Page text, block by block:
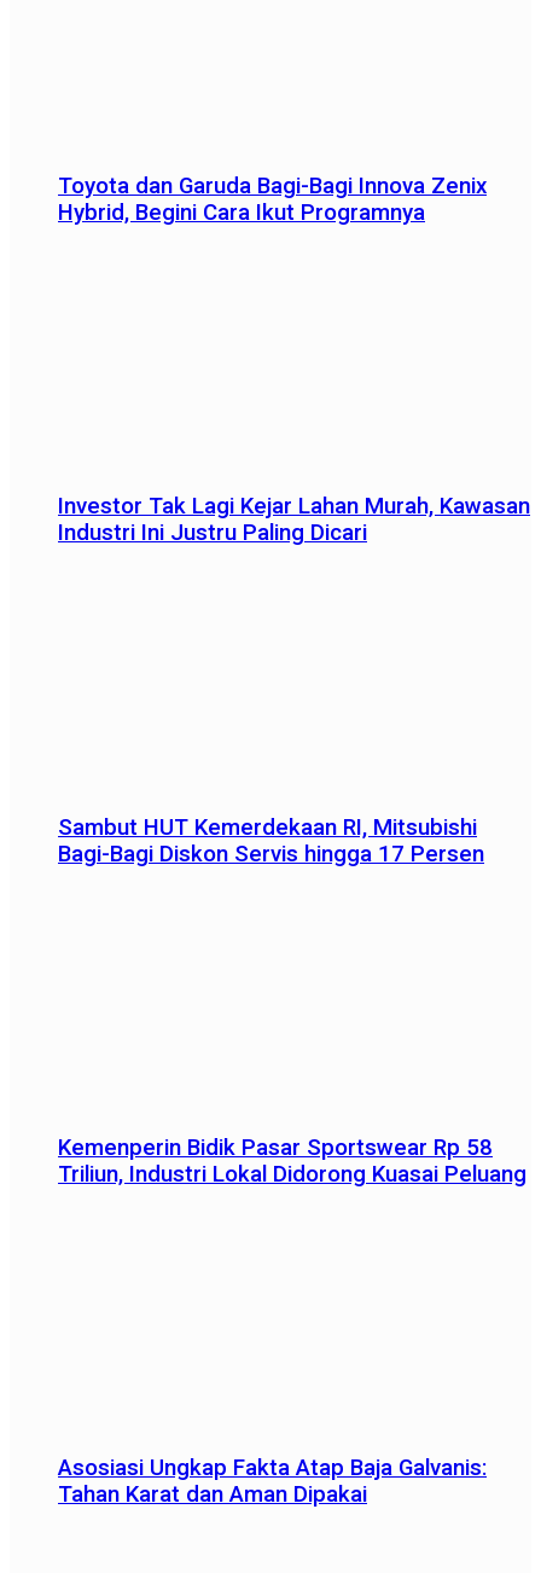
Toyota dan Garuda Bagi-Bagi Innova Zenix
Hybrid, Begini Cara Ikut Programnya
Investor Tak Lagi Kejar Lahan Murah, Kawasan
Industri Ini Justru Paling Dicari
Sambut HUT Kemerdekaan RI, Mitsubishi
Bagi-Bagi Diskon Servis hingga 17 Persen
Kemenperin Bidik Pasar Sportswear Rp 58
Triliun, Industri Lokal Didorong Kuasai Peluang
Asosiasi Ungkap Fakta Atap Baja Galvanis:
Tahan Karat dan Aman Dipakai